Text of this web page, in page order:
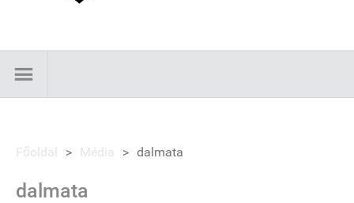
Főoldal > Média > dalmata
dalmata